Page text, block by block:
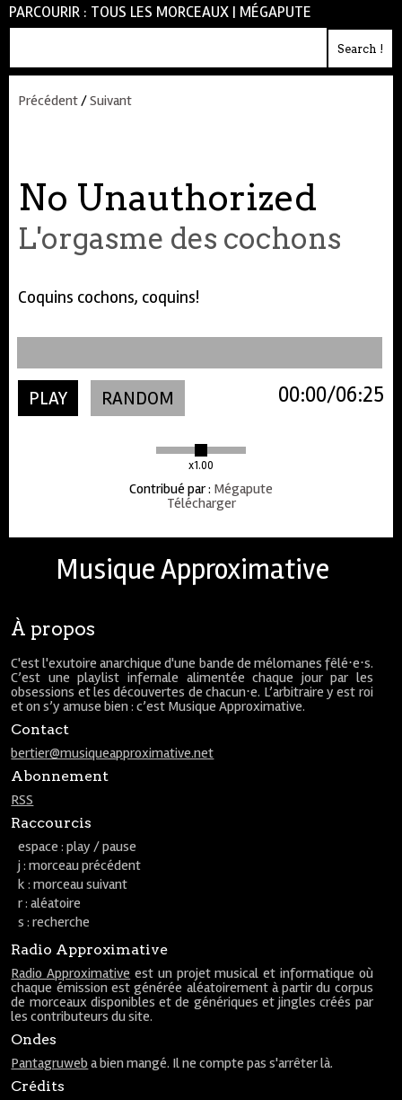
PARCOURIR : TOUS LES MORCEAUX | MÉGAPUTE
Précédent/Suivant
No Unauthorized
L'orgasme des cochons
Coquins cochons, coquins!
PLAY RANDOM
x1.00
06:25
00:00
Contribué par: Mégapute
Télécharger
Musique Approximative
À propos
C'est l'exutoire anarchique d'une bande de mélomanes fêlé⋅e⋅s.
C’est une playlist infernale alimentée chaque jour par les
obsessions et les découvertes de chacun⋅e. L’arbitraire y est roi
et on s’y amuse bien : c’est Musique Approximative.
Contact
bertier@musiqueapproximative.net
Abonnement
RSS
Raccourcis
espace : play / pause
j : morceau précédent
k : morceau suivant
r : aléatoire
s : recherche
Radio Approximative
Radio Approximative est un projet musical et informatique où
chaque émission est générée aléatoirement à partir du corpus
de morceaux disponibles et de génériques et jingles créés par
les contributeurs du site.
Ondes
Pantagruweb a bien mangé. Il ne compte pas s'arrêter là.
Crédits